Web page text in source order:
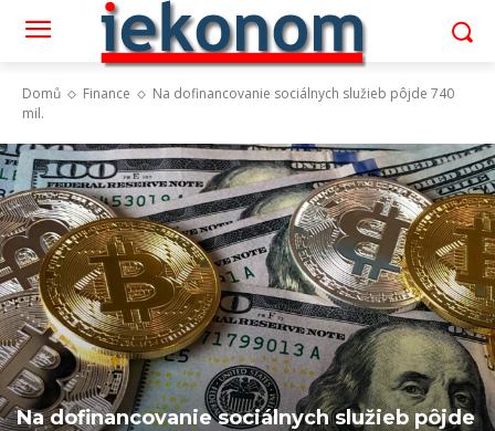
Domů Finance
Na dofinancovanie sociálnych služieb pôjde 740
mil.
Na dofinancovanie sociálnych služieb pôjde